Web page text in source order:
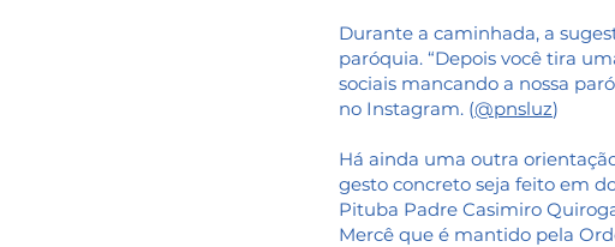
Durante a caminhada, a
paróquia. “Depois você tira
sociais mancando a nossa
no Instagram. (@pnsluz)
Há ainda uma outra
gesto concreto seja feito em
Pituba Padre Casimiro
Mercê que é mantido pela